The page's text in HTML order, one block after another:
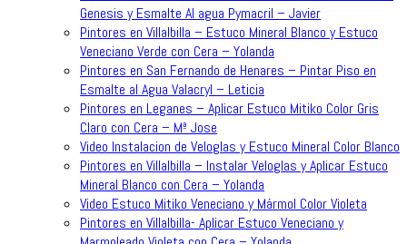
Genesis y Esmalte Al agua Pymacril – Javier
Pintores en Villalbilla – Estuco Mineral Blanco y Estuco
Veneciano Verde con Cera – Yolanda
Pintores en San Fernando de Henares – Pintar Piso en
Esmalte al Agua Valacryl – Leticia
Pintores en Leganes – Aplicar Estuco Mitiko Color Gris
Claro con Cera – Mª Jose
Video Instalacion de Veloglas y Estuco Mineral Color Blanco
Pintores en Villalbilla – Instalar Veloglas y Aplicar Estuco
Mineral Blanco con Cera – Yolanda
Video Estuco Mitiko Veneciano y Mármol Color Violeta
Pintores en Villalbilla- Aplicar Estuco Veneciano y